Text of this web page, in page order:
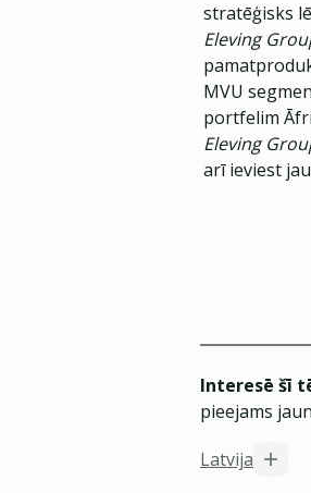
stratēģisks
Eleving
MVU
portfelim
Eleving
arī ieviest
Interesē šī
pieejams
Latvija